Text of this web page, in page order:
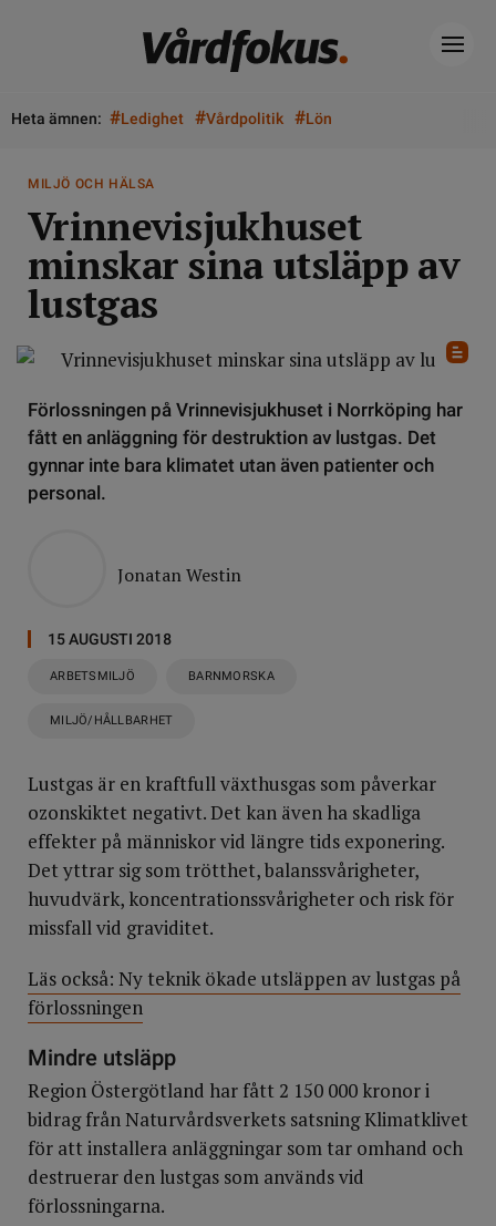
Heta ämnen: #Ledighet #Vårdpolitik #Lön
MILJÖ OCH HÄLSA
Vrinnevisjukhuset
minskar sina utsläpp av
lustgas
Förlossningen på Vrinnevisjukhuset i Norrköping har
fått en anläggning för destruktion av lustgas. Det
gynnar inte bara klimatet utan även patienter och
personal.
Jonatan Westin
15 AUGUSTI 2018
ARBETSMILJÖ BARNMORSKA
MILJÖ/HÅLLBARHET
Lustgas är en kraftfull växthusgas som påverkar
ozonskiktet negativt. Det kan även ha skadliga
effekter på människor vid längre tids exponering.
Det yttrar sig som trötthet, balanssvårigheter,
huvudvärk, koncentrationssvårigheter och risk för
missfall vid graviditet.
Läs också: Ny teknik ökade utsläppen av lustgas på
förlossningen
Mindre utsläpp
Region Östergötland har fått 2 150 000 kronor i
bidrag från Naturvårdsverkets satsning Klimatklivet
för att installera anläggningar som tar omhand och
destruerar den lustgas som används vid
förlossningarna.